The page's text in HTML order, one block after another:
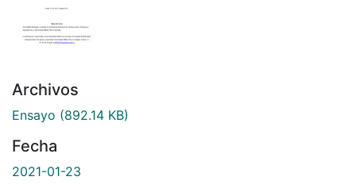
Archivos
Ensayo (892.14 KB)
Fecha
2021-01-23